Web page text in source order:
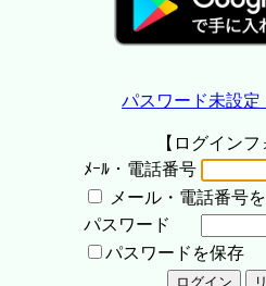
パスワード未設定
【ログインフ
ﾒｰﾙ・電話番号
メール・電話番号
パスワード
パスワードを保存